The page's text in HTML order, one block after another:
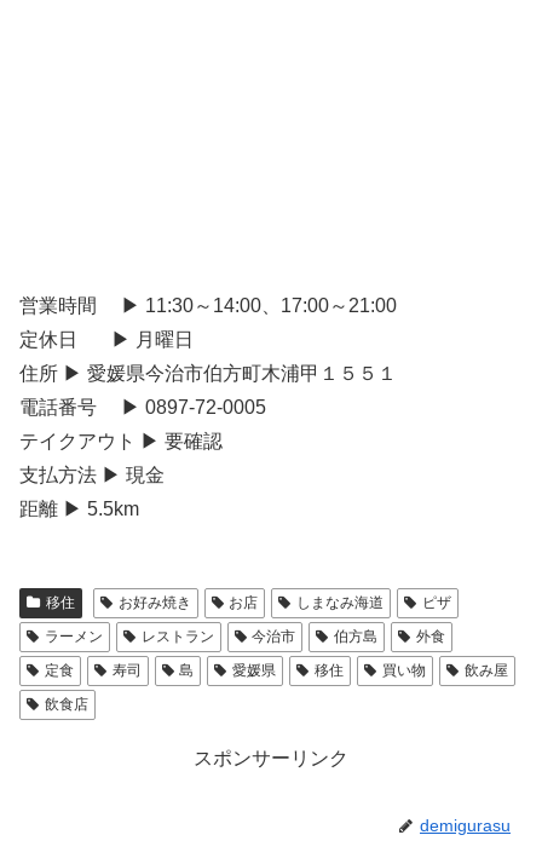
営業時間 ▶ 11:30～14:00、17:00～21:00
定休日 ▶ 月曜日
住所 ▶ 愛媛県今治市伯方町木浦甲１５５１
電話番号 ▶ 0897-72-0005
テイクアウト ▶ 要確認
支払方法 ▶ 現金
距離 ▶ 5.5km
移住 お好み焼き お店 しまなみ海道
ピザ
ラーメン
レストラン 今治市 伯方島
外食
定食
寿司 島 愛媛県 移住 買い物
飲み屋
飲食店
スポンサーリンク
demigurasu